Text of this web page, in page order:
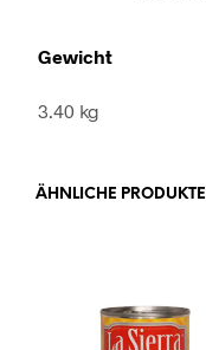
Gewicht
3.40 kg
ÄHNLICHE PRODUKTE